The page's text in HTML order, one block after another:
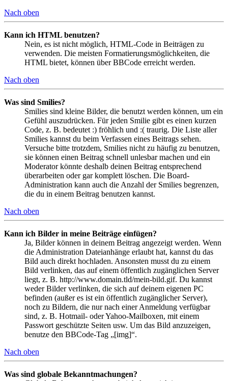
Nach oben
Kann ich HTML benutzen?
Nein, es ist nicht möglich, HTML-Code in Beiträgen zu
verwenden. Die meisten Formatierungsmöglichkeiten, die
HTML bietet, können über BBCode erreicht werden.
Nach oben
Was sind Smilies?
Smilies sind kleine Bilder, die benutzt werden können, um ein
Gefühl auszudrücken. Für jeden Smilie gibt es einen kurzen
Code, z. B. bedeutet :) fröhlich und :( traurig. Die Liste aller
Smilies kannst du beim Verfassen eines Beitrags sehen.
Versuche bitte trotzdem, Smilies nicht zu häufig zu benutzen,
sie können einen Beitrag schnell unlesbar machen und ein
Moderator könnte deshalb deinen Beitrag entsprechend
überarbeiten oder gar komplett löschen. Die Board-
Administration kann auch die Anzahl der Smilies begrenzen,
die du in einem Beitrag benutzen kannst.
Nach oben
Kann ich Bilder in meine Beiträge einfügen?
Ja, Bilder können in deinem Beitrag angezeigt werden. Wenn
die Administration Dateianhänge erlaubt hat, kannst du das
Bild auch direkt hochladen. Ansonsten musst du zu einem
Bild verlinken, das auf einem öffentlich zugänglichen Server
liegt, z. B. http://www.domain.tld/mein-bild.gif. Du kannst
weder Bilder verlinken, die sich auf deinem eigenen PC
befinden (außer es ist ein öffentlich zugänglicher Server),
noch zu Bildern, die nur nach einer Anmeldung verfügbar
sind, z. B. Hotmail- oder Yahoo-Mailboxen, mit einem
Passwort geschützte Seiten usw. Um das Bild anzuzeigen,
benutze den BBCode-Tag „[img]“.
Nach oben
Was sind globale Bekanntmachungen?